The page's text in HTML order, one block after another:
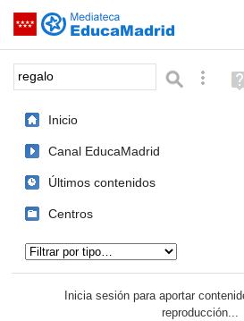
Saltar navegación
Palabra o frase:
(en
Inicio
Canal EducaMadrid
Últimos contenidos
Centros
Inicia sesión para aportar
reproducción...